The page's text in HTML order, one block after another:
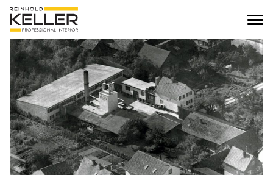
zum Inhalt springen